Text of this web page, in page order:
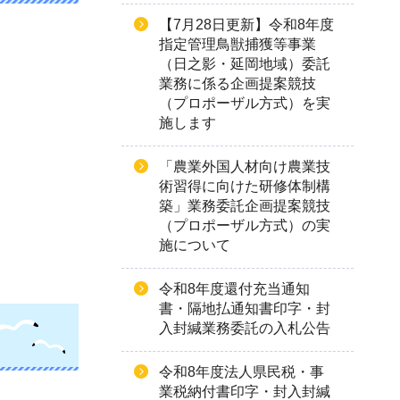
【7月28日更新】令和8年度
指定管理鳥獣捕獲等事業
（日之影・延岡地域）委託
業務に係る企画提案競技
（プロポーザル方式）を実
施します
「農業外国人材向け農業技
術習得に向けた研修体制構
築」業務委託企画提案競技
（プロポーザル方式）の実
施について
令和8年度還付充当通知
書・隔地払通知書印字・封
入封緘業務委託の入札公告
令和8年度法人県民税・事
業税納付書印字・封入封緘